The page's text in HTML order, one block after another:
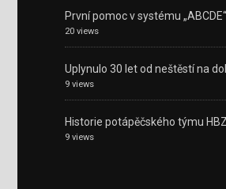
První pomoc v systému „ABCDE“
20 views
Uplynulo 30 let od neštěstí na
9 views
Historie potápěčského týmu
9 views